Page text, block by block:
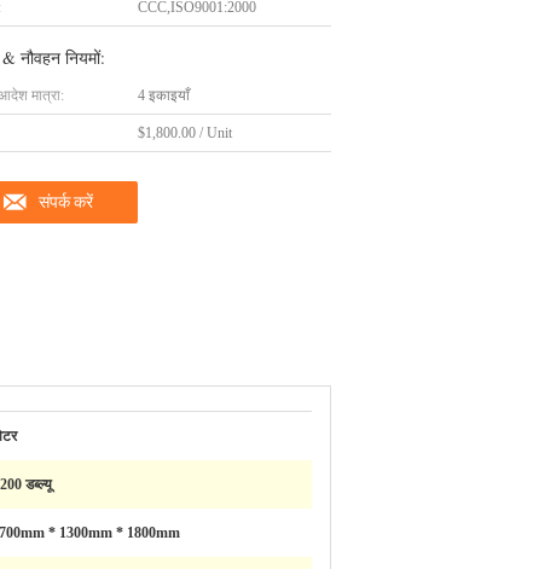
CCC,ISO9001:2000
नौवहन नियमों:
मात्रा: 4 इकाइयाँ
$1,800.00 / Unit
संपर्क करें
डब्ल्यू
* 1300mm * 1800mm